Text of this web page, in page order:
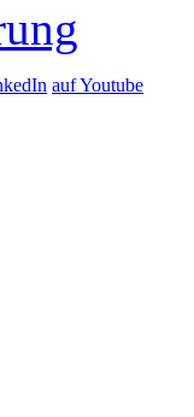
auf Youtube